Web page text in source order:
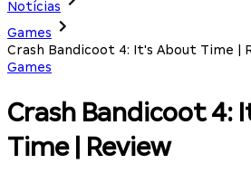
Notícias
Games
Crash Bandicoot 4: It's About Time |
Games
Crash Bandicoot 4:
Time | Review